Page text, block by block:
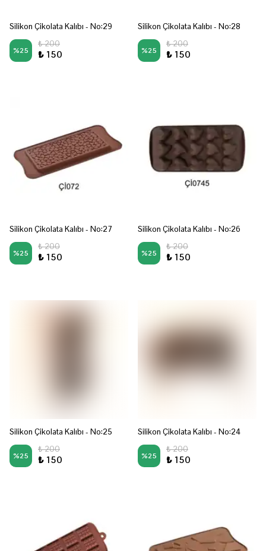
Silikon Çikolata Kalıbı - No:29
%25
₺ 200
₺ 150
Silikon Çikolata Kalıbı - No:28
%25
₺ 200
₺ 150
Silikon Çikolata Kalıbı - No:27
%25
₺ 200
₺ 150
Silikon Çikolata Kalıbı - No:26
%25
₺ 200
₺ 150
Silikon Çikolata Kalıbı - No:25
%25
₺ 200
₺ 150
Silikon Çikolata Kalıbı - No:24
%25
₺ 200
₺ 150